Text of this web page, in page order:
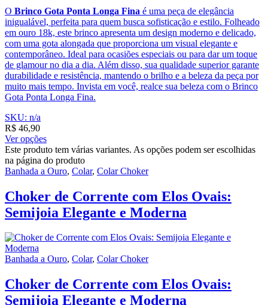
O Brinco Gota Ponta Longa Fina é uma peça de elegância
inigualável, perfeita para quem busca sofisticação e estilo. Folheado
em ouro 18k, este brinco apresenta um design moderno e delicado,
com uma gota alongada que proporciona um visual elegante e
contemporâneo. Ideal para ocasiões especiais ou para dar um toque
de glamour no dia a dia. Além disso, sua qualidade superior garante
durabilidade e resistência, mantendo o brilho e a beleza da peça por
muito mais tempo. Invista em você, realce sua beleza com o Brinco
Gota Ponta Longa Fina.
SKU: n/a
R$ 46,90
Ver opções
Este produto tem várias variantes. As opções podem ser escolhidas
na página do produto
Banhada a Ouro, Colar, Colar Choker
Choker de Corrente com Elos Ovais:
Semijoia Elegante e Moderna
Banhada a Ouro, Colar, Colar Choker
Choker de Corrente com Elos Ovais:
Semijoia Elegante e Moderna